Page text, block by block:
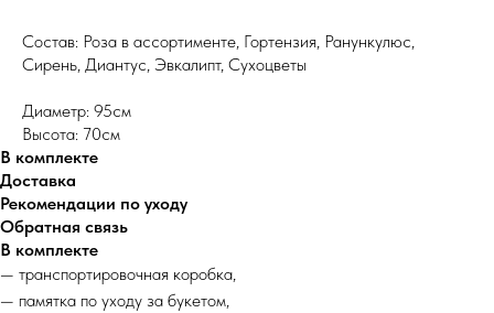
Состав: Роза в ассортименте, Гортензия, Ранункулюс,
Сирень, Диантус, Эвкалипт, Сухоцветы
Диаметр: 95см
Высота: 70см
В комплекте
Доставка
Рекомендации по уходу
Обратная связь
В комплекте
— транспортировочная коробка,
— памятка по уходу за букетом,